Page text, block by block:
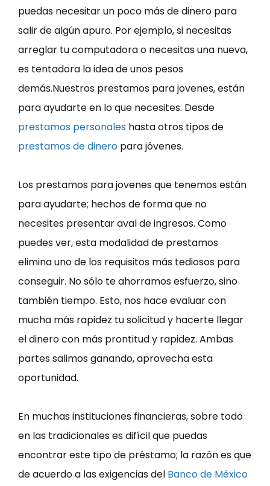
puedas necesitar un poco más de dinero para
salir de algún apuro. Por ejemplo, si necesitas
arreglar tu computadora o necesitas una nueva,
es tentadora la idea de unos pesos
demás.Nuestros prestamos para jovenes, están
para ayudarte en lo que necesites. Desde
prestamos personales hasta otros tipos de
prestamos de dinero para jóvenes.
Los prestamos para jovenes que tenemos están
para ayudarte; hechos de forma que no
necesites presentar aval de ingresos. Como
puedes ver, esta modalidad de prestamos
elimina uno de los requisitos más tediosos para
conseguir. No sólo te ahorramos esfuerzo, sino
también tiempo. Esto, nos hace evaluar con
mucha más rapidez tu solicitud y hacerte llegar
el dinero con más prontitud y rapidez. Ambas
partes salimos ganando, aprovecha esta
oportunidad.
En muchas instituciones financieras, sobre todo
en las tradicionales es difícil que puedas
encontrar este tipo de préstamo; la razón es que
de acuerdo a las exigencias del Banco de México